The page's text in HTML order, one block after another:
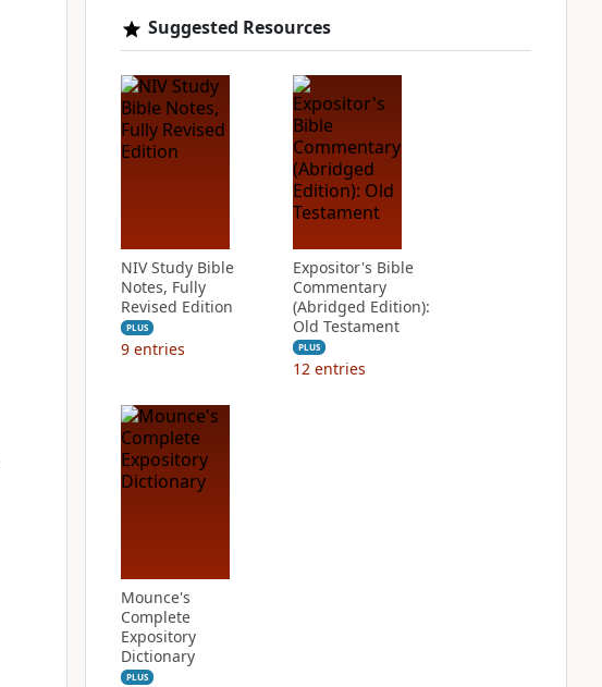
Suggested Resources
NIV Study Bible
Notes, Fully
Revised Edition
PLUS
9 entries
Expositor's Bible
Commentary
(Abridged Edition):
Old Testament
PLUS
12 entries
Mounce's
Complete
Expository
Dictionary
PLUS